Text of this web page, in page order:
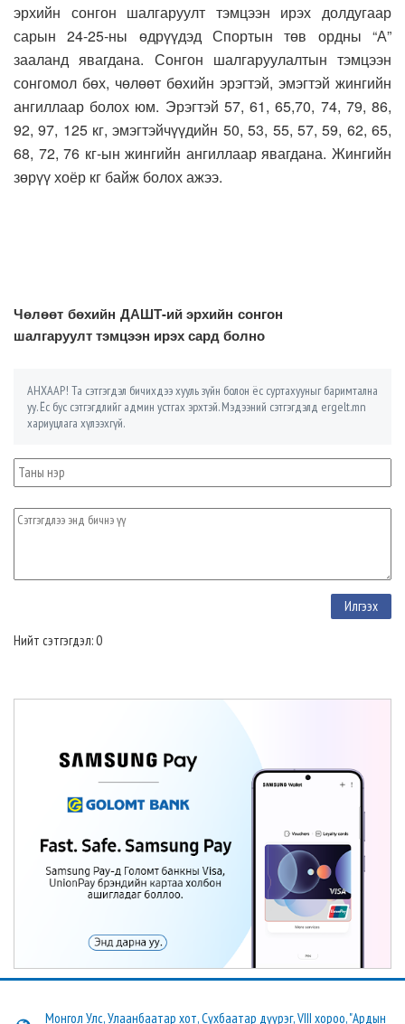
эрхийн сонгон шалгаруулт тэмцээн ирэх долдугаар
сарын 24-25-ны өдрүүдэд Спортын төв ордны “А”
зааланд явагдана. Сонгон шалгаруулалтын тэмцээн
сонгомол бөх, чөлөөт бөхийн эрэгтэй, эмэгтэй жингийн
ангиллаар болох юм. Эрэгтэй 57, 61, 65,70, 74, 79, 86,
92, 97, 125 кг, эмэгтэйчүүдийн 50, 53, 55, 57, 59, 62, 65,
68, 72, 76 кг-ын жингийн ангиллаар явагдана. Жингийн
зөрүү хоёр кг байж болох ажээ.
Чөлөөт бөхийн ДАШТ-ий эрхийн сонгон
шалгаруулт тэмцээн ирэх сард болно
АНХААР! Та сэтгэгдэл бичихдээ хууль зүйн болон ёс суртахууныг баримтална
уу. Ёс бус сэтгэгдлийг админ устгах эрхтэй. Мэдээний сэтгэгдэлд ergelt.mn
хариуцлага хүлээхгүй.
Нийт сэтгэгдэл: 0
Монгол Улс, Улаанбаатар хот, Сүхбаатар дүүрэг, VIII хороо, "Ардын